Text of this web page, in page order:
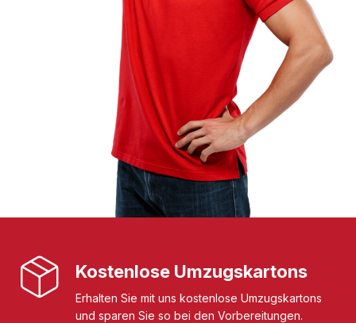
Kostenlose Umzugskartons
Erhalten Sie mit uns kostenlose Umzugskartons
und sparen Sie so bei den Vorbereitungen.